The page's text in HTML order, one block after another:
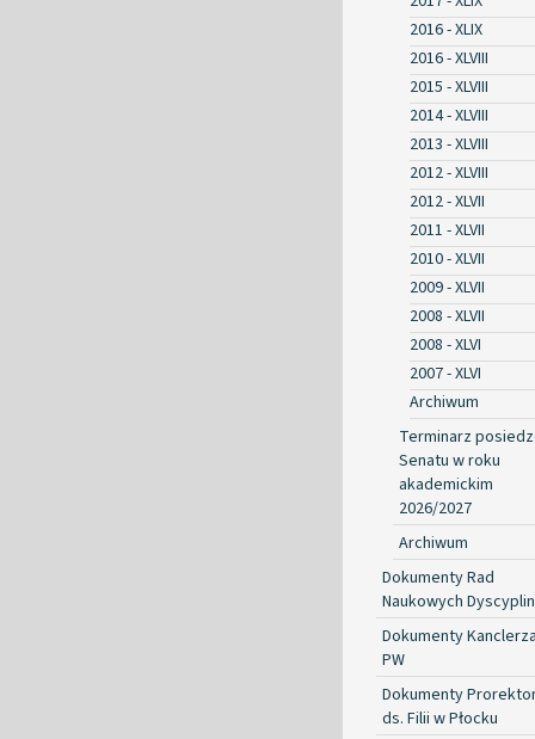
2016 - XLIX
2016 - XLVIII
2015 - XLVIII
2014 - XLVIII
2013 - XLVIII
2012 - XLVIII
2012 - XLVII
2011 - XLVII
2010 - XLVII
2009 - XLVII
2008 - XLVII
2008 - XLVI
2007 - XLVI
Archiwum
Terminarz
Senatu w roku
akademickim
2026/2027
Archiwum
Dokumenty Rad
Naukowych Dyscyplin
Dokumenty
PW
Dokumenty
ds. Filii w Płocku